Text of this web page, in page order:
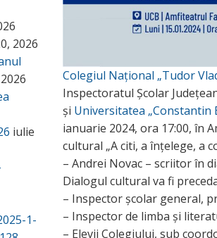
2026
iulie
1-
Colegiul Național „Tudor
Inspectoratul Școlar
și Universitatea „Constantin
ianuarie 2024, ora 17:00, în
cultural „A citi, a înțelege, a
– Andrei Novac – scriitor în
Dialogul cultural va fi
– Inspector școlar general,
– Inspector de limba și
– Elevii Colegiului, sub